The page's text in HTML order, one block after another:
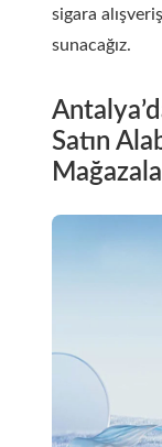
sigara
sunacağız.
Satın